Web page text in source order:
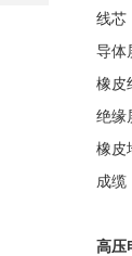
线芯
导体
橡皮
绝缘
橡皮
成缆
高压